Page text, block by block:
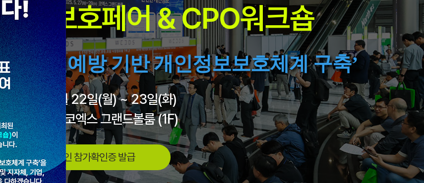
보보호페어 & CPO워크숍
, 사전예방 기반 개인정보보호체계 구축’
2026년 6월 22일(월) ~ 23일(화)
서울 삼성동 코엑스 그랜드볼룸 (1F)
온라인 참가확인증 발급